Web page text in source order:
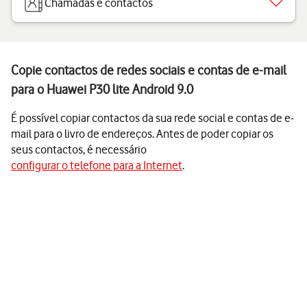
Chamadas e contactos
Copie contactos de redes sociais e contas de e-mail
para o Huawei P30 lite Android 9.0
É possível copiar contactos da sua rede social e contas de e-
mail para o livro de endereços. Antes de poder copiar os
seus contactos, é necessário
configurar o telefone para a Internet.